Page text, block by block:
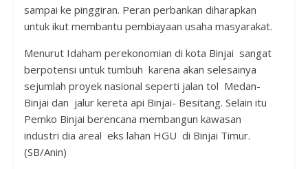
sampai ke pinggiran. Peran perbankan diharapkan
untuk ikut membantu pembiayaan usaha masyarakat.
Menurut Idaham perekonomian di kota Binjai sangat
berpotensi untuk tumbuh karena akan selesainya
sejumlah proyek nasional seperti jalan tol Medan-
Binjai dan jalur kereta api Binjai- Besitang. Selain itu
Pemko Binjai berencana membangun kawasan
industri dia areal eks lahan HGU di Binjai Timur.
(SB/Anin)